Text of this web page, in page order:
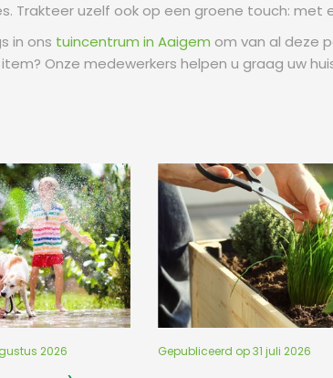
Trakteer uzelf ook op een groene touch: met
in ons tuincentrum in Aaigem om van al deze
Onze medewerkers helpen u graag uw
2026 Gepubliceerd op31 juli 2026